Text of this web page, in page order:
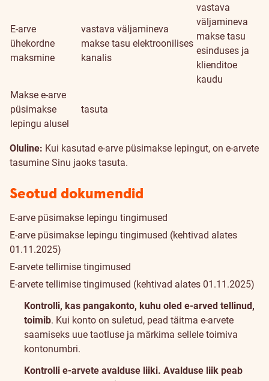
E-arve
ühekordne
maksmine
vastava väljamineva
makse tasu elektroonilises
kanalis
vastava
väljamineva
makse tasu
esinduses ja
klienditoe
kaudu
Makse e-arve
püsimakse
lepingu alusel
tasuta
Oluline: Kui kasutad e-arve püsimakse lepingut, on e-arvete
tasumine Sinu jaoks tasuta.
Seotud dokumendid
E-arve püsimakse lepingu tingimused
E-arve püsimakse lepingu tingimused (kehtivad alates
01.11.2025)
E-arvete tellimise tingimused
E-arvete tellimise tingimused (kehtivad alates 01.11.2025)
Kasulik
info
Kontrolli, kas pangakonto, kuhu oled e-arved tellinud,
toimib. Kui konto on suletud, pead täitma e-arvete
saamiseks uue taotluse ja märkima sellele toimiva
kontonumbri.
Kontrolli e-arvete avalduse liiki. Avalduse liik peab